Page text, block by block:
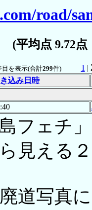
road/
(平均点 9.72
目を表示(合計299件) 1 |
込み日時
フェチ
見える
道写真